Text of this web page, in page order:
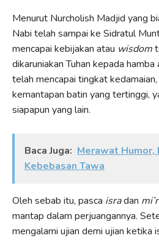
Menurut Nurcholish Madjid yang
Nabi telah sampai ke Sidratul
mencapai kebijakan atau wisdom
dikaruniakan Tuhan kepada
telah mencapai tingkat
kemantapan batin yang tertinggi,
siapapun yang lain.
Baca Juga: Merawat Humor,
Kebebasan Tawa
Oleh sebab itu, pasca isradan
mantap dalam perjuangannya.
mengalami ujian demi ujian ketika